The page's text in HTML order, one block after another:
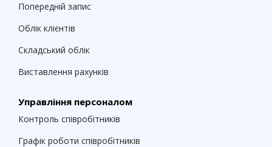
Попередній запис
Облік клієнтів
Складський облік
Виставлення рахунків
Управління персоналом
Контроль співробітників
Графік роботи співробітників